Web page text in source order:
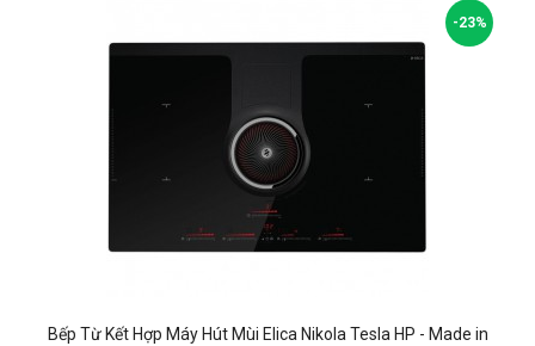
-23%
Bếp Từ Kết Hợp Máy Hút Mùi Elica Nikola Tesla HP - Made in